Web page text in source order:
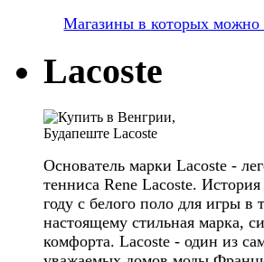
Магазины в которых можно
Lacoste
Основатель марки Lacoste -
тенниса Rene Lacoste.
году с белого поло для игры в
настоящему стильная марка,
комфорта. Lacoste - один из